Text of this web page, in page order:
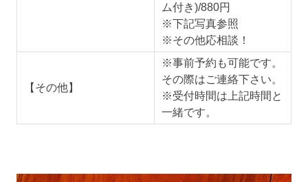
ム付き)/880円
※下記写真参照
※その他応相談！
【その他】
※事前予約も可能です。
その際はご連絡下さい。
※受付時間は上記時間と
一緒です。